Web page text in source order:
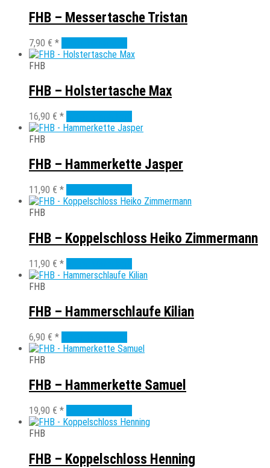
FHB – Messertasche Tristan
7,90 € *
FHB
FHB – Holstertasche Max
16,90 € *
FHB
FHB – Hammerkette Jasper
11,90 € *
FHB
FHB – Koppelschloss Heiko Zimmermann
11,90 € *
FHB
FHB – Hammerschlaufe Kilian
6,90 € *
FHB
FHB – Hammerkette Samuel
19,90 € *
FHB
FHB – Koppelschloss Henning